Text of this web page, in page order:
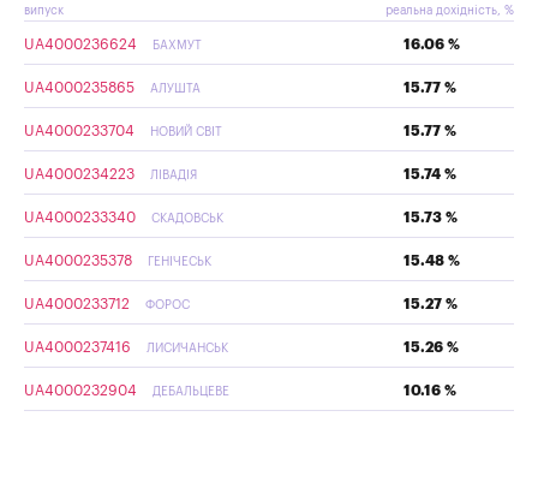
випуск реальна дохідність, %
UA4000236624 БАХМУТ 16.06 %
UA4000235865 АЛУШТА 15.77 %
UA4000233704 НОВИЙ СВІТ 15.77 %
UA4000234223 ЛІВАДІЯ 15.74 %
UA4000233340 СКАДОВСЬК 15.73 %
UA4000235378 ГЕНІЧЕСЬК 15.48 %
UA4000233712 ФОРОС 15.27 %
UA4000237416 ЛИСИЧАНСЬК 15.26 %
UA4000232904 ДЕБАЛЬЦЕВЕ 10.16 %